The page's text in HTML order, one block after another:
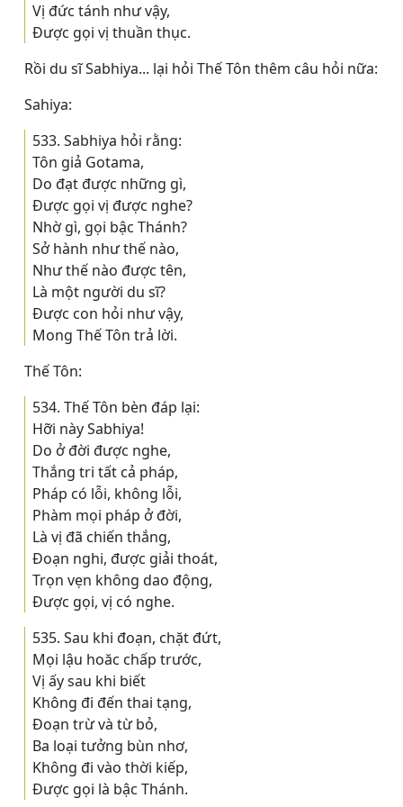
Vị đức tánh như vậy,
Ðược gọi vị thuần thục.
Rồi du sĩ Sabhiya... lại hỏi Thế Tôn thêm câu hỏi nữa:
Sahiya:
533. Sabhiya hỏi rằng:
Tôn giả Gotama,
Do đạt được những gì,
Ðược gọi vị được nghe?
Nhờ gì, gọi bậc Thánh?
Sở hành như thế nào,
Như thế nào được tên,
Là một người du sĩ?
Ðược con hỏi như vậy,
Mong Thế Tôn trả lời.
Thế Tôn:
534. Thế Tôn bèn đáp lại:
Hỡi này Sabhiya!
Do ở đời được nghe,
Thắng tri tất cả pháp,
Pháp có lỗi, không lỗi,
Phàm mọi pháp ở đời,
Là vị đã chiến thắng,
Ðoạn nghi, được giải thoát,
Trọn vẹn không dao động,
Ðược gọi, vị có nghe.
535. Sau khi đoạn, chặt đứt,
Mọi lậu hoăc chấp trước,
Vị ấy sau khi biết
Không đi đến thai tạng,
Ðoạn trừ và từ bỏ,
Ba loại tưởng bùn nhơ,
Không đi vào thời kiếp,
Ðược gọi là bậc Thánh.